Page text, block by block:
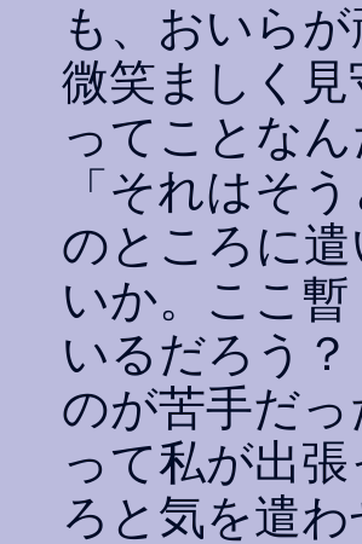
も、おいら
微笑ましく
ってことな
「それはそ
のところに
いか。ここ
いるだろう
のが苦手だ
って私が出
ろと気を遣